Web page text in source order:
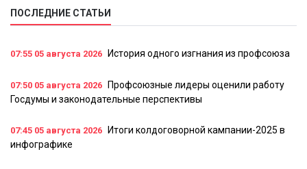
ПОСЛЕДНИЕ СТАТЬИ
07:55 05 августа 2026 История одного изгнания из профсоюза
07:50 05 августа 2026
Профсоюзные лидеры оценили работу
Госдумы и законодательные перспективы
07:45 05 августа 2026
Итоги колдоговорной кампании-2025 в
инфографике